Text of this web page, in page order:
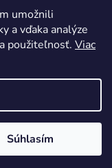
umožnili
a vďaka analýze
použiteľnosť. Viac
Súhlasím
práva vyhradené.